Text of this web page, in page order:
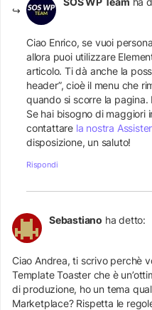
Ciao Enrico, se vuoi
allora puoi utilizzare
articolo. Ti dà anche la
header”, cioè il menu che
quando si scorre la
Se hai bisogno di maggiori
contattare la nostra
disposizione, un saluto!
Rispondi
Sebastiano ha detto:
Ciao Andrea, ti scrivo perchè
Template Toaster che è
di produzione, ho un tema
Marketplace? Rispetta le